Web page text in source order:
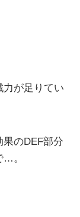
力が足りてい
のDEF部分
…。